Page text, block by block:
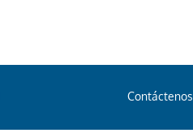
Contáctenos